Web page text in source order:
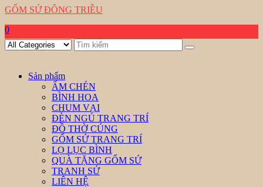
GỐM SỨ ĐÔNG TRIỀU
0
Sản phẩm
ẤM CHÉN
BÌNH HOA
CHUM VẠI
ĐÈN NGỦ TRANG TRÍ
ĐỒ THỜ CÚNG
GỐM SỨ TRANG TRÍ
LỌ LỤC BÌNH
QUÀ TẶNG GỐM SỨ
TRANH SỨ
LIÊN HỆ